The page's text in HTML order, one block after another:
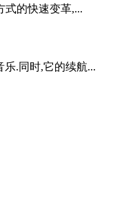
式的快速变革,...
.同时,它的续航...